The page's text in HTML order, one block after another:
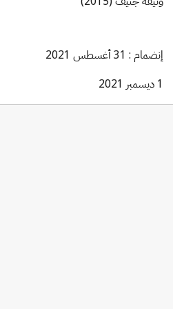
إنضمام : 31 أغسطس 2021
1 ديسمبر 2021